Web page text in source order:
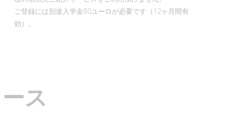
ご登録には別途入学金80ユーロが必要です（12ヶ月間有
効）。
ース